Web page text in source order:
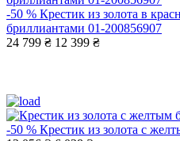
-50 % Крестик из золота в
бриллиантами 01-200856907
24 799 ₴ 12 399 ₴
-50 % Крестик из золота с